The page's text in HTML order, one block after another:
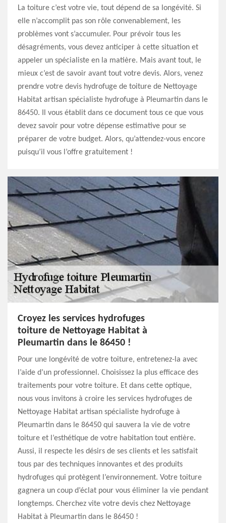
La toiture c’est votre vie, tout dépend de sa longévité. Si
elle n’accomplit pas son rôle convenablement, les
problèmes vont s’accumuler. Pour prévoir tous les
désagréments, vous devez anticiper à cette situation et
appeler un spécialiste en la matière. Mais avant tout, le
mieux c’est de savoir avant tout votre devis. Alors, venez
prendre votre devis hydrofuge de toiture de Nettoyage
Habitat artisan spécialiste hydrofuge à Pleumartin dans le
86450. Il vous établit dans ce document tous ce que vous
devez savoir pour votre dépense estimative pour se
préparer de votre budget. Alors, qu’attendez-vous encore
puisqu’il vous l’offre gratuitement !
Croyez les services hydrofuges
toiture de Nettoyage Habitat à
Pleumartin dans le 86450 !
Pour une longévité de votre toiture, entretenez-la avec
l’aide d’un professionnel. Choisissez la plus efficace des
traitements pour votre toiture. Et dans cette optique,
nous vous invitons à croire les services hydrofuges de
Nettoyage Habitat artisan spécialiste hydrofuge à
Pleumartin dans le 86450 qui sauvera la vie de votre
toiture et l’esthétique de votre habitation tout entière.
Aussi, il respecte les désirs de ses clients et les satisfait
tous par des techniques innovantes et des produits
hydrofuges qui protègent l’environnement. Votre toiture
gagnera un coup d’éclat pour vous éliminer la vie pendant
longtemps. Cherchez vite votre devis chez Nettoyage
Habitat à Pleumartin dans le 86450 !